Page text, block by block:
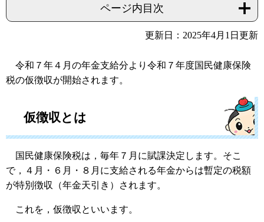
ページ内目次
更新日：2025年4月1日更新
令和７年４月の年金支給分より令和７年度国民健康保険
税の仮徴収が開始されます。
仮徴収とは
国民健康保険税は，毎年７月に賦課決定します。そこ
で，４月・６月・８月に支給される年金からは暫定の税額
が特別徴収（年金天引き）されます。
これを，仮徴収といいます。